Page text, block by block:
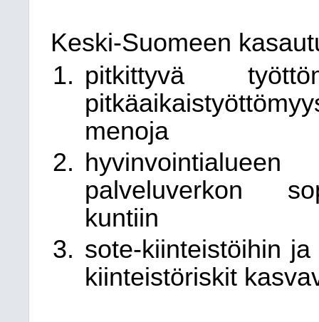
Keski-Suomeen
pitkittyvä
menoja
palveluverkon
kuntiin
sote-kiinteistöihin
kiinteistöriskit